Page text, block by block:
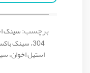
برچسب:سینک
304، سینک
استیل اخوان،